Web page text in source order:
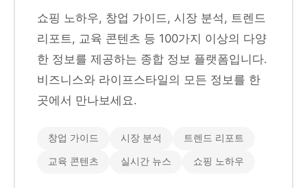
쇼핑 노하우, 창업 가이드, 시장 분석, 트렌드
리포트, 교육 콘텐츠 등 100가지 이상의 다양
한 정보를 제공하는 종합 정보 플랫폼입니다.
비즈니스와 라이프스타일의 모든 정보를 한
곳에서 만나보세요.
창업 가이드 시장 분석 트렌드 리포트
교육 콘텐츠 실시간 뉴스 쇼핑 노하우